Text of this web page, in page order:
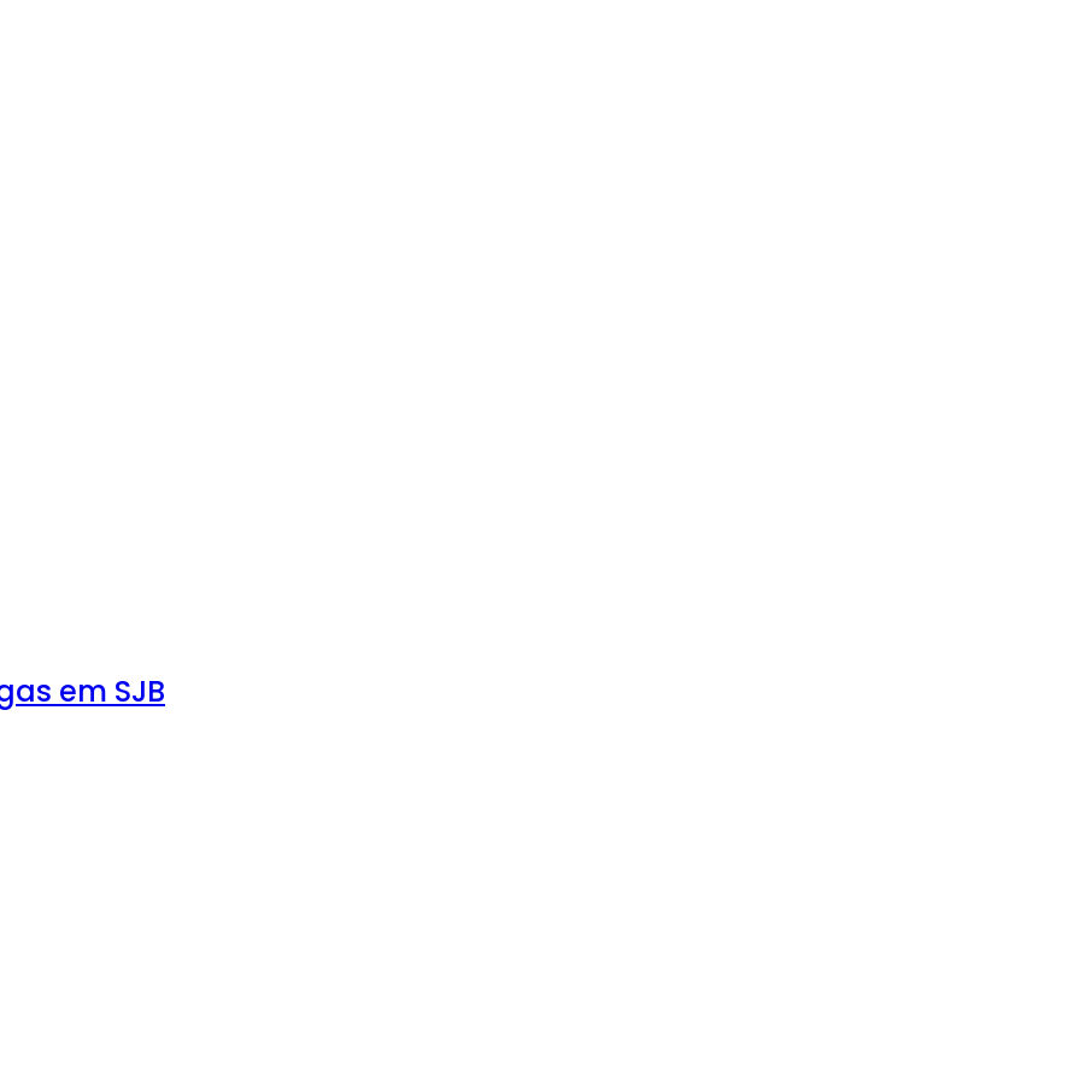
em SJB